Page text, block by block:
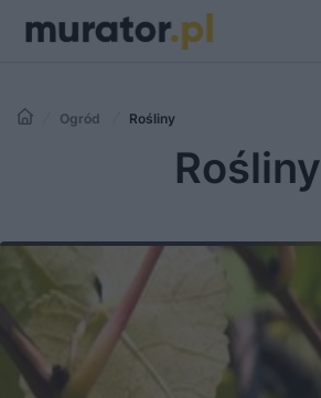
Ogród Rośliny
Rośliny